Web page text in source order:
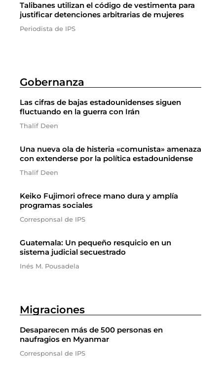
Talibanes utilizan el código de vestimenta para
justificar detenciones arbitrarias de mujeres
Periodista de IPS
Gobernanza
Las cifras de bajas estadounidenses siguen
fluctuando en la guerra con Irán
Thalif Deen
Una nueva ola de histeria «comunista» amenaza
con extenderse por la política estadounidense
Thalif Deen
Keiko Fujimori ofrece mano dura y amplía
programas sociales
Corresponsal de IPS
Guatemala: Un pequeño resquicio en un
sistema judicial secuestrado
Inés M. Pousadela
Migraciones
Desaparecen más de 500 personas en
naufragios en Myanmar
Corresponsal de IPS